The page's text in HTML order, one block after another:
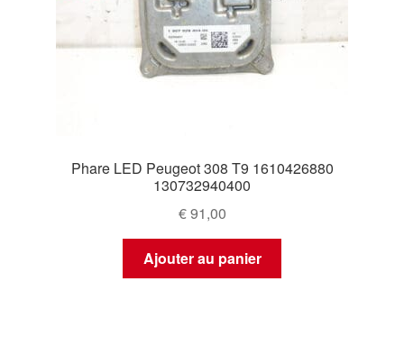
Phare LED Peugeot 308 T9 1610426880
130732940400
€91,00
Ajouter au panier